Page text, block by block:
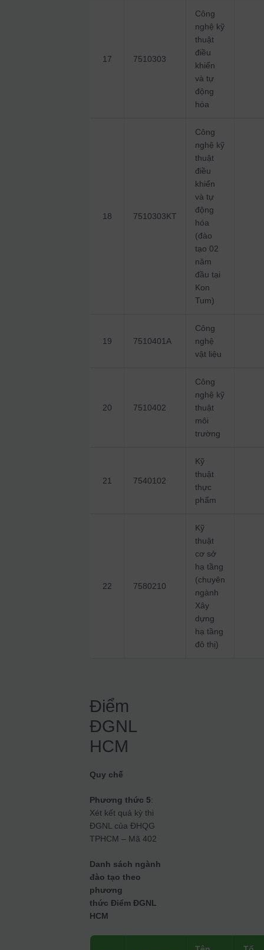
17 7510303
Công
nghệ kỹ
thuật
điều
khiển
và tự
động
hóa
18 7510303KT
Công
nghệ kỹ
thuật
điều
khiển
và tự
động
hóa
(đào
tạo 02
năm
đầu tại
Kon
Tum)
19 7510401A
Công
nghệ
vật liệu
20 7510402
Công
nghệ kỹ
thuật
môi
trường
21 7540102
Kỹ
thuật
thực
phẩm
22 7580210
Kỹ
thuật
cơ sở
hạ tầng
(chuyên
ngành
Xây
dựng
hạ tầng
đô thị)
Điểm
ĐGNL
HCM
Quy chế
Phương thức 5:
Xét kết quả kỳ thi
ĐGNL của ĐHQG
TPHCM – Mã 402
Danh sách ngành
đào tạo theo
phương
thức Điểm ĐGNL
HCM